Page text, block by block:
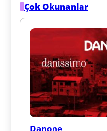
Çok Okunanlar
Danone